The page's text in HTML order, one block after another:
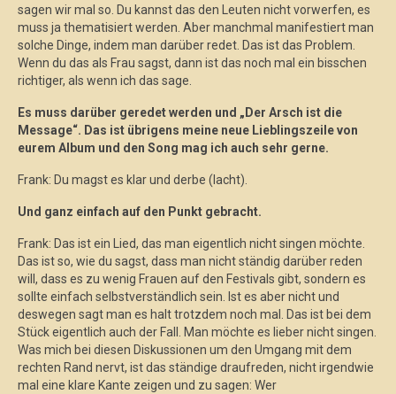
sagen wir mal so. Du kannst das den Leuten nicht vorwerfen, es
muss ja thematisiert werden. Aber manchmal manifestiert man
solche Dinge, indem man darüber redet. Das ist das Problem.
Wenn du das als Frau sagst, dann ist das noch mal ein bisschen
richtiger, als wenn ich das sage.
Es muss darüber geredet werden und „Der Arsch ist die
Message“. Das ist übrigens meine neue Lieblingszeile von
eurem Album und den Song mag ich auch sehr gerne.
Frank: Du magst es klar und derbe (lacht).
Und ganz einfach auf den Punkt gebracht.
Frank: Das ist ein Lied, das man eigentlich nicht singen möchte.
Das ist so, wie du sagst, dass man nicht ständig darüber reden
will, dass es zu wenig Frauen auf den Festivals gibt, sondern es
sollte einfach selbstverständlich sein. Ist es aber nicht und
deswegen sagt man es halt trotzdem noch mal. Das ist bei dem
Stück eigentlich auch der Fall. Man möchte es lieber nicht singen.
Was mich bei diesen Diskussionen um den Umgang mit dem
rechten Rand nervt, ist das ständige draufreden, nicht irgendwie
mal eine klare Kante zeigen und zu sagen: Wer